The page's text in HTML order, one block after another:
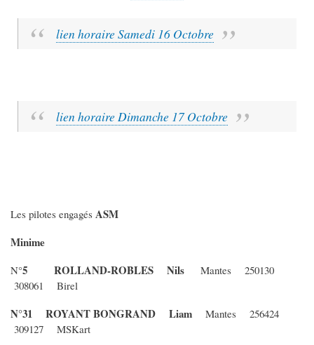
lien horaire Samedi 16 Octobre
lien horaire Dimanche 17 Octobre
Les pilotes engagés ASM
Minime
N°5 ROLLAND-ROBLES Nils Mantes 250130
308061 Birel
N°31 ROYANT BONGRAND Liam
Mantes 256424
309127 MSKart